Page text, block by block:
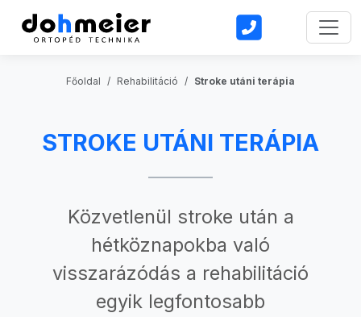
Főoldal Rehabilitáció Stroke utáni terápia
STROKE UTÁNI TERÁPIA
Közvetlenül stroke után a
hétköznapokba való
visszarázódás a rehabilitáció
egyik legfontosabb